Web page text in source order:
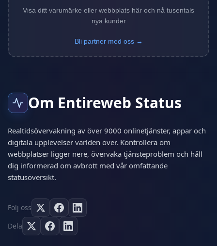
Visa ditt varumärke eller webbplats här och nå tusentals
nya kunder
Bli partner med oss →
Om Entireweb Status
Realtidsövervakning av över 9000 onlinetjänster, appar och
digitala upplevelser världen över. Kontrollera om
webbplatser ligger nere, övervaka tjänsteproblem och håll
dig informerad om avbrott med vår omfattande
statusöversikt.
Följ oss
Dela